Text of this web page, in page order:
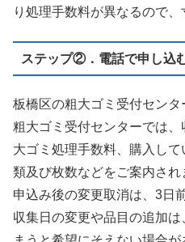
り処理手数料が異なるので、
ステップ②．電話で申し込
板橋区の粗大ゴミ受付センタ
粗大ゴミ受付センターでは
大ゴミ処理手数料、購入し
類及び枚数などをご案内され
申込み後の変更取消は、3日
収集日の変更や品目の追加